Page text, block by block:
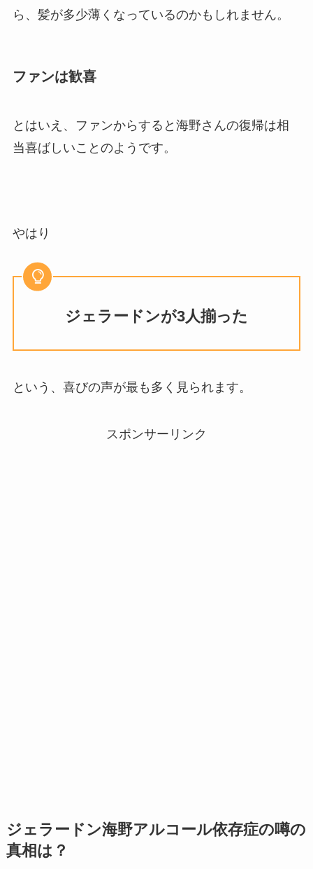
ら、髪が多少薄くなっているのかもしれません。
ファンは歓喜
とはいえ、ファンからすると海野さんの復帰は相
当喜ばしいことのようです。
やはり
ジェラードンが3人揃った
という、喜びの声が最も多く見られます。
スポンサーリンク
ジェラードン海野アルコール依存症の噂の
真相は？